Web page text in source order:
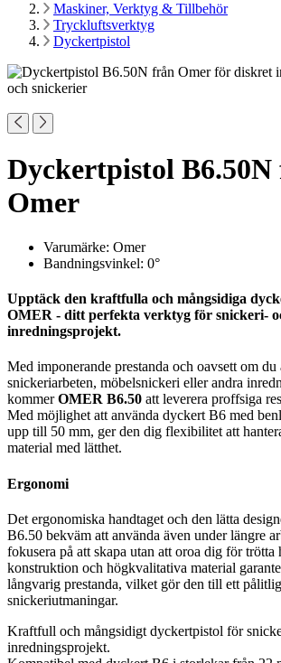
Maskiner, Verktyg & Tillbehör
Tryckluftsverktyg
Dyckertpistol
Dyckertpistol
Omer
Varumärke: Omer
Bandningsvinkel: 0°
Upptäck den kraftfulla och mångsidiga
OMER - ditt perfekta verktyg för snickeri-
inredningsprojekt.
Med imponerande prestanda och oavsett om du
snickeriarbeten, möbelsnickeri eller andra
kommerOMER B6.50 att leverera proffsiga
Med möjlighet att använda dyckert B6 med
upp till 50 mm, ger den dig flexibilitet att
material med lätthet.
Ergonomi
Det ergonomiska handtaget och den lätta
B6.50 bekväm att använda även under längre
fokusera på att skapa utan att oroa dig för trötta
konstruktion och högkvalitativa material
långvarig prestanda, vilket gör den till ett
snickeriutmaningar.
Kraftfull och mångsidigt dyckertpistol för
inredningsprojekt.